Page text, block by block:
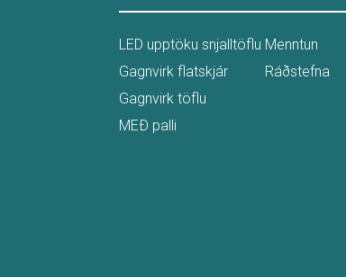
LED upptöku snjalltöflu
Gagnvirk flatskjár
Gagnvirk töflu
MEÐ palli
Menntun
Ráðstefna